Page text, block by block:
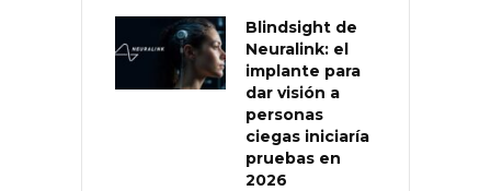
Blindsight de
Neuralink: el
implante para
dar visión a
personas
ciegas iniciaría
pruebas en
2026